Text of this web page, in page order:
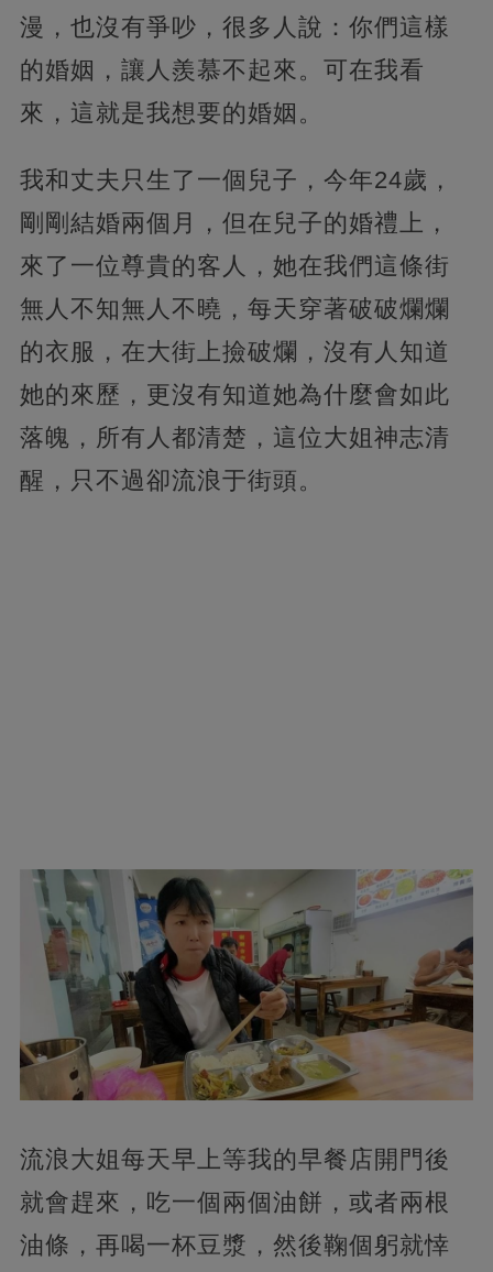
漫，也沒有爭吵，很多人說：你們這樣
的婚姻，讓人羨慕不起來。可在我看
來，這就是我想要的婚姻。
我和丈夫只生了一個兒子， 今年24歲，
剛剛結婚兩個月，但在兒子的婚禮上，
來了一位尊貴的客人，她在我們這條街
無人不知無人不曉，每天穿著破破爛爛
的衣服，在大街上撿破爛，沒有人知道
她的來歷，更沒有知道她為什麼會如此
落魄，所有人都清楚，這位大姐神志清
醒，只不過卻流浪于街頭。
流浪大姐每天早上等我的早餐店開門後
就會趕來，吃一個兩個油餅，或者兩根
油條，再喝一杯豆漿，然後鞠個躬就悻